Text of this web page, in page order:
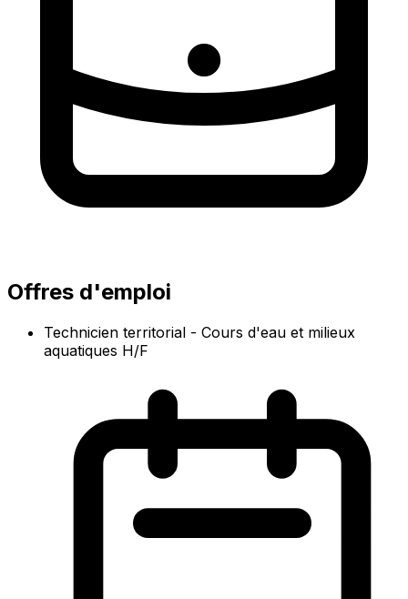
Offres d'emploi
Technicien territorial - Cours d'eau et milieux
aquatiques H/F